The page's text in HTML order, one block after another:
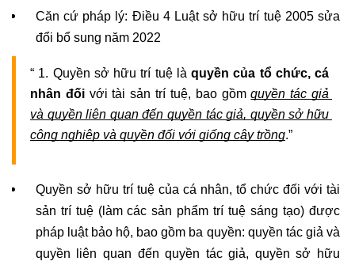
Căn cứ pháp lý: Điều 4 Luật sở hữu trí tuệ 2005 sửa
đổi bổ sung năm 2022
“ 1. Quyền sở hữu trí tuệ là quyền của tổ chức, cá
nhân đối với tài sản trí tuệ, bao gồm quyền tác giả
và quyền liên quan đến quyền tác giả, quyền sở hữu
công nghiệp và quyền đối với giống cây trồng.”
Quyền sở hữu trí tuệ của cá nhân, tổ chức đối với tài
sản trí tuệ (làm các sản phẩm trí tuệ sáng tạo) được
pháp luật bảo hộ, bao gồm ba quyền: quyền tác giả và
quyền liên quan đến quyền tác giả, quyền sở hữu